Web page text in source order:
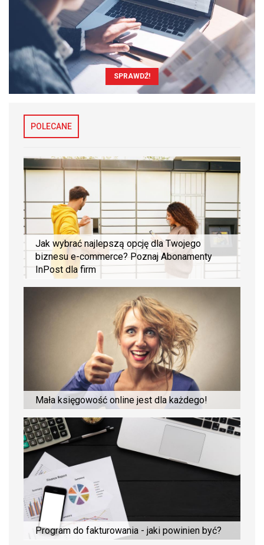
SPRAWDŹ!
POLECANE
Jak wybrać najlepszą opcję dla Twojego
biznesu e-commerce? Poznaj Abonamenty
InPost dla firm
Mała księgowość online jest dla każdego!
Program do fakturowania - jaki powinien być?